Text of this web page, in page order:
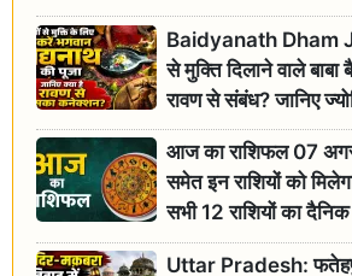
Baidyanath Dham
से मुक्ति दिलाने वाले बाबा
रावण से संबंध? जानिए
आज का राशिफल 07
समेत इन राशियों को
सभी 12 राशियों का
Uttar Pradesh: